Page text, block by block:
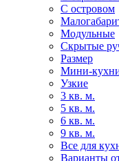
С островом
Модульные
Скрытые
Размер
Мини-
Узкие
3 кв. м.
5 кв. м.
6 кв. м.
9 кв. м.
Все для
Варианты